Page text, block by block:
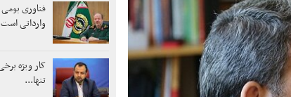
فناوری بومی
وارداتی است
کار ویژه
تنها...